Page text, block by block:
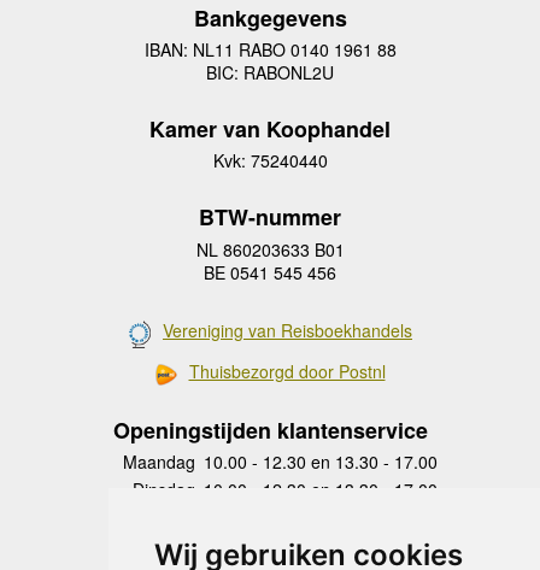
Wij gebruiken cookies
Bankgegevens
IBAN: NL11 RABO 0140 1961 88
BIC: RABONL2U
Kamer van Koophandel
Kvk: 75240440
BTW-nummer
NL 860203633 B01
BE 0541 545 456
Vereniging van Reisboekhandels
Thuisbezorgd door Postnl
Openingstijden klantenservice
Maandag 10.00 - 12.30 en 13.30 - 17.00
Dinsdag 10.00 - 12.30 en 13.30 - 17.00
Donderdag
10.00 - 12.30 en 13.30 - 17.00